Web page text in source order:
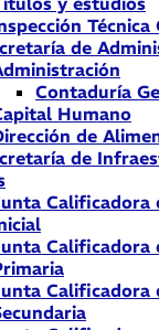
Técnica
de
Contaduría
Humano
de
de
Calificadora
Calificadora
Calificadora